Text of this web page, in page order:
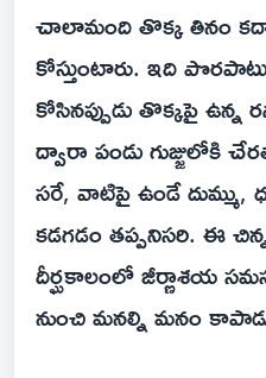
చాలామంది తొక్క తినం కదా
కోస్తుంటారు. ఇది
కోసినప్పుడు తొక్కపై
ద్వారా పండు గుజ్జులోకి
సరే, వాటిపై ఉండే
కడగడం తప్పనిసరి. ఈ చిన్న
దీర్ఘకాలంలో జీర్ణాశయ
నుంచి మనల్ని మనం